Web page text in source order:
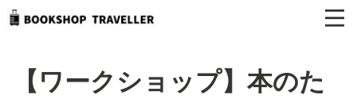
【ワークショップ】本のた